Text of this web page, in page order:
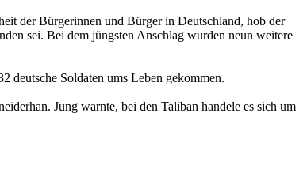
der Bürgerinnen und Bürger in Deutschland, hob der
sei. Bei dem jüngsten Anschlag wurden neun weitere
deutsche Soldaten ums Leben gekommen.
Jung warnte, bei den Taliban handele es sich um